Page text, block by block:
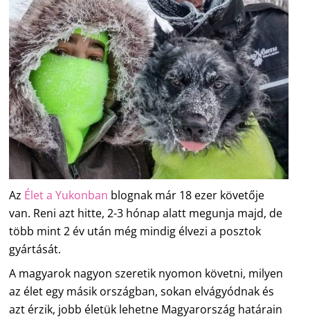
Az Élet a Yukonban blognak már 18 ezer követője
van. Reni azt hitte, 2-3 hónap alatt megunja majd, de
több mint 2 év után még mindig élvezi a posztok
gyártását.
A magyarok nagyon szeretik nyomon követni, milyen
az élet egy másik országban, sokan elvágyódnak és
azt érzik, jobb életük lehetne Magyarország határain